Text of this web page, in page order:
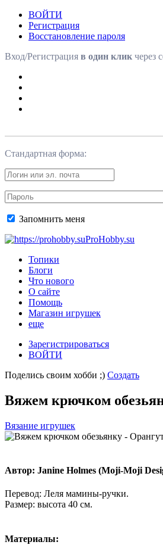
ВОЙТИ
Регистрация
Восстановление пароля
Вход/Регистрация в один клик через
Стандартная форма:
Запомнить меня
ProHobby.su
Топики
Блоги
Что нового
О сайте
Помощь
Магазин игрушек
еще
Зарегистрироваться
ВОЙТИ
Поделись своим хобби ;) Создать
Вяжем крючком
Вязание игрушек
Автор: Janine Holmes (Moji-Moji
Перевод: Леля мамины-ручки.
Размер: высота 40 см.
Материалы: